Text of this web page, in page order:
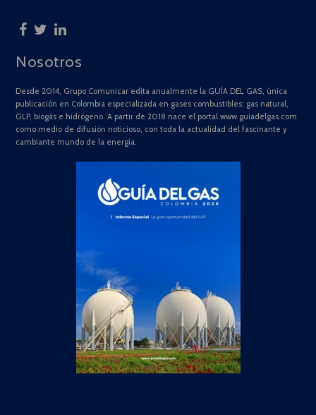
Nosotros
Desde 2014, Grupo Comunicar edita anualmente la GUÍA DEL GAS, única
publicación en Colombia especializada en gases combustibles: gas natural,
GLP, biogás e hidrógeno. A partir de 2018 nace el portal www.guiadelgas.com
como medio de difusión noticioso, con toda la actualidad del fascinante y
cambiante mundo de la energía.